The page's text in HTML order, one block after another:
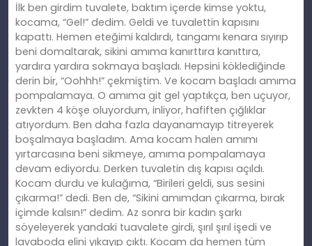
İlk ben girdim tuvalete, baktım içerde kimse yoktu,
kocama, “Gel!” dedim. Geldi ve tuvalettin kapısını
kapattı. Hemen eteğimi kaldırdı, tangamı kenara sıyırıp
beni domaltarak, sikini amıma kanırttıra kanıttıra,
yardıra yardıra sokmaya başladı. Hepsini köklediğinde
derin bir, “Oohhh!” çekmiştim. Ve kocam başladı amıma
pompalamaya. O amıma git gel yaptıkça, ben uçuyor,
zevkten 4 köşe oluyordum, inliyor, hafiften çığlıklar
atıyordum. Ben daha fazla dayanamayıp titreyerek
boşalmaya başladım. Ama kocam halen amımı
yırtarcasına beni sikmeye, amıma pompalamaya
devam ediyordu. Derken tuvaletin dış kapısı açıldı.
Kocam durdu ve kulağıma, “Birileri geldi, sus sesini
çıkarma!” dedi. Ben de, “Sikini amımdan çıkarma, bırak
içimde kalsın!” dedim. Az sonra bir kadın şarkı
söyeleyerek yandaki tuavalete girdi, şırıl şırıl işedi ve
lavaboda elini yıkayıp çıktı. Kocam da hemen tüm